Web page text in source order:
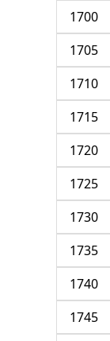
1700
1705
1710
1715
1720
1725
1730
1735
1740
1745